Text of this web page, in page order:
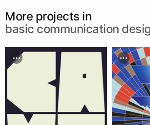
More projects in
basic communication